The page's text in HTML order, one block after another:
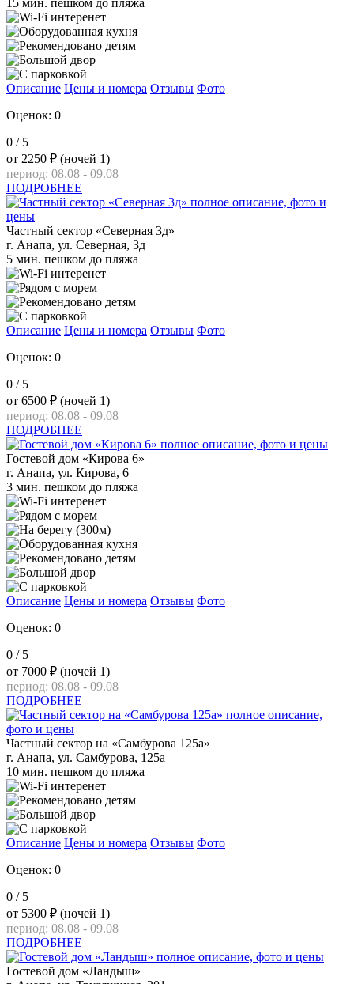
15 мин. пешком до пляжа
Описание Цены и номера Отзывы Фото
Оценок: 0
0 / 5
от 2250 ₽ (ночей 1)
период: 08.08 - 09.08
ПОДРОБНЕЕ
Частный сектор «Северная 3д»
г. Анапа, ул. Северная, 3д
5 мин. пешком до пляжа
Описание Цены и номера Отзывы Фото
Оценок: 0
0 / 5
от 6500 ₽ (ночей 1)
период: 08.08 - 09.08
ПОДРОБНЕЕ
Гостевой дом «Кирова 6»
г. Анапа, ул. Кирова, 6
3 мин. пешком до пляжа
Описание Цены и номера Отзывы Фото
Оценок: 0
0 / 5
от 7000 ₽ (ночей 1)
период: 08.08 - 09.08
ПОДРОБНЕЕ
Частный сектор на «Самбурова 125а»
г. Анапа, ул. Самбурова, 125а
10 мин. пешком до пляжа
Описание Цены и номера Отзывы Фото
Оценок: 0
0 / 5
от 5300 ₽ (ночей 1)
период: 08.08 - 09.08
ПОДРОБНЕЕ
Гостевой дом «Ландыш»